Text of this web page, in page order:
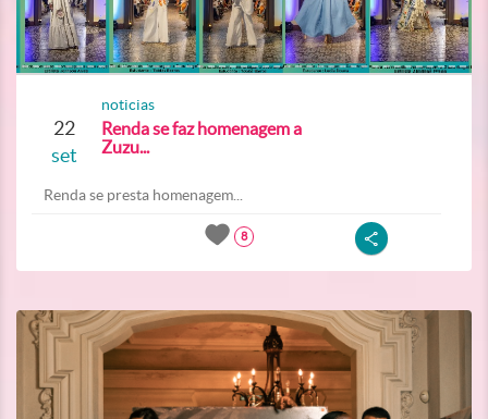
22
set
noticias
Renda se faz homenagem a
Zuzu...
Renda se presta homenagem...
8